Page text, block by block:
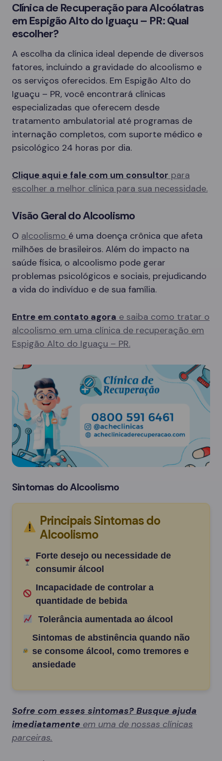
Clínica de Recuperação para Alcoólatras
em Espigão Alto do Iguaçu – PR: Qual
escolher?
A escolha da clínica ideal depende de diversos
fatores, incluindo a gravidade do alcoolismo e
os serviços oferecidos. Em Espigão Alto do
Iguaçu – PR, você encontrará clínicas
especializadas que oferecem desde
tratamento ambulatorial até programas de
internação completos, com suporte médico e
psicológico 24 horas por dia.
Clique aqui e fale com um consultor para
escolher a melhor clínica para sua necessidade.
Visão Geral do Alcoolismo
O alcoolismo é uma doença crônica que afeta
milhões de brasileiros. Além do impacto na
saúde física, o alcoolismo pode gerar
problemas psicológicos e sociais, prejudicando
a vida do indivíduo e de sua família.
Entre em contato agora e saiba como tratar o
alcoolismo em uma clínica de recuperação em
Espigão Alto do Iguaçu – PR.
Sintomas do Alcoolismo
Principais Sintomas do
Alcoolismo
Forte desejo ou necessidade de
consumir álcool
Incapacidade de controlar a
quantidade de bebida
Tolerância aumentada ao álcool
Sintomas de abstinência quando não
se consome álcool, como tremores e
ansiedade
Sofre com esses sintomas? Busque ajuda
imediatamente em uma de nossas clínicas
parceiras.